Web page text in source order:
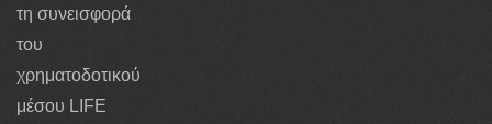
τη συνεισφορά
του
χρηματοδοτικού
μέσου LIFE